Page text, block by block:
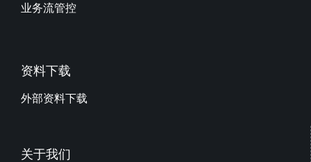
业务流管控
资料下载
外部资料下载
关于我们